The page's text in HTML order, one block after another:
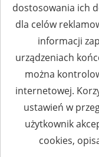
dostosowania ich
dla celów
informacji
urządzeniach
można
internetowej.
ustawień w
użytkownik
cookies,